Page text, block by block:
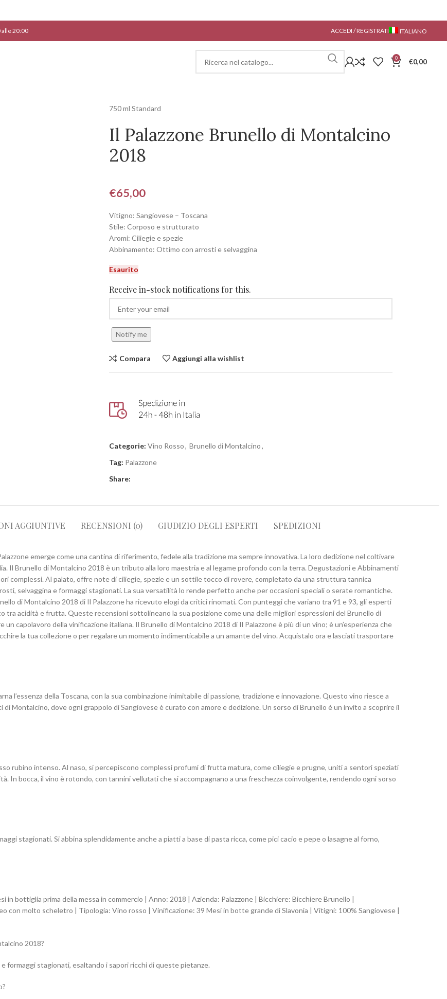
20:00 ACCEDI / REGISTRATI ITALIANO
0 €0,00
750 ml Standard
Il Palazzone Brunello di Montalcino
2018
€65,00
Vitigno: Sangiovese – Toscana
Stile: Corposo e strutturato
Aromi: Ciliegie e spezie
Abbinamento: Ottimo con arrosti e selvaggina
Esaurito
Receive in-stock notifications for this.
Notify me
Compara Aggiungi alla wishlist
Categorie: Vino Rosso, Brunello di Montalcino,
Tag: Palazzone
Share:
AGGIUNTIVE RECENSIONI (0) GIUDIZIO DEGLI ESPERTI SPEDIZIONI
emerge come una cantina di riferimento, fedele alla tradizione ma sempre innovativa. La loro dedizione nel coltivare
Il Brunello di Montalcino 2018 è un tributo alla loro maestria e al legame profondo con la terra. Degustazioni e Abbinamenti
complessi. Al palato, offre note di ciliegie, spezie e un sottile tocco di rovere, completato da una struttura tannica
selvaggina e formaggi stagionati. La sua versatilità lo rende perfetto anche per occasioni speciali o serate romantiche.
di Montalcino 2018 di Il Palazzone ha ricevuto elogi da critici rinomati. Con punteggi che variano tra 91 e 93, gli esperti
tra acidità e frutta. Queste recensioni sottolineano la sua posizione come una delle migliori espressioni del Brunello di
capolavoro della vinificazione italiana. Il Brunello di Montalcino 2018 di Il Palazzone è più di un vino; è un’esperienza che
la tua collezione o per regalare un momento indimenticabile a un amante del vino. Acquistalo ora e lasciati trasportare
l’essenza della Toscana, con la sua combinazione inimitabile di passione, tradizione e innovazione. Questo vino riesce a
Montalcino, dove ogni grappolo di Sangiovese è curato con amore e dedizione. Un sorso di Brunello è un invito a scoprire il
rubino intenso. Al naso, si percepiscono complessi profumi di frutta matura, come ciliegie e prugne, uniti a sentori speziati
In bocca, il vino è rotondo, con tannini vellutati che si accompagnano a una freschezza coinvolgente, rendendo ogni sorso
stagionati. Si abbina splendidamente anche a piatti a base di pasta ricca, come pici cacio e pepe o lasagne al forno,
bottiglia prima della messa in commercio | Anno: 2018 | Azienda: Palazzone | Bicchiere: Bicchiere Brunello |
con molto scheletro | Tipologia: Vino rosso | Vinificazione: 39 Mesi in botte grande di Slavonia | Vitigni: 100% Sangiovese |
2018?
formaggi stagionati, esaltando i sapori ricchi di queste pietanze.